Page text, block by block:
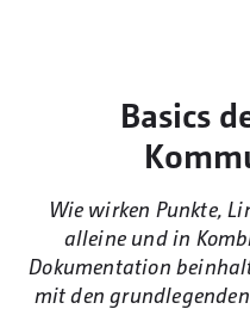
Basics
Wie wirken Punkte,
alleine und in
Dokumentation
mit den